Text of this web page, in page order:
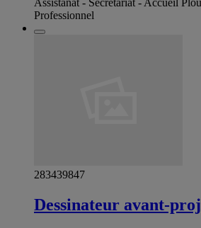
Assistanat - Secrétariat - Accueil
Professionnel
283439847
Dessinateur avant-